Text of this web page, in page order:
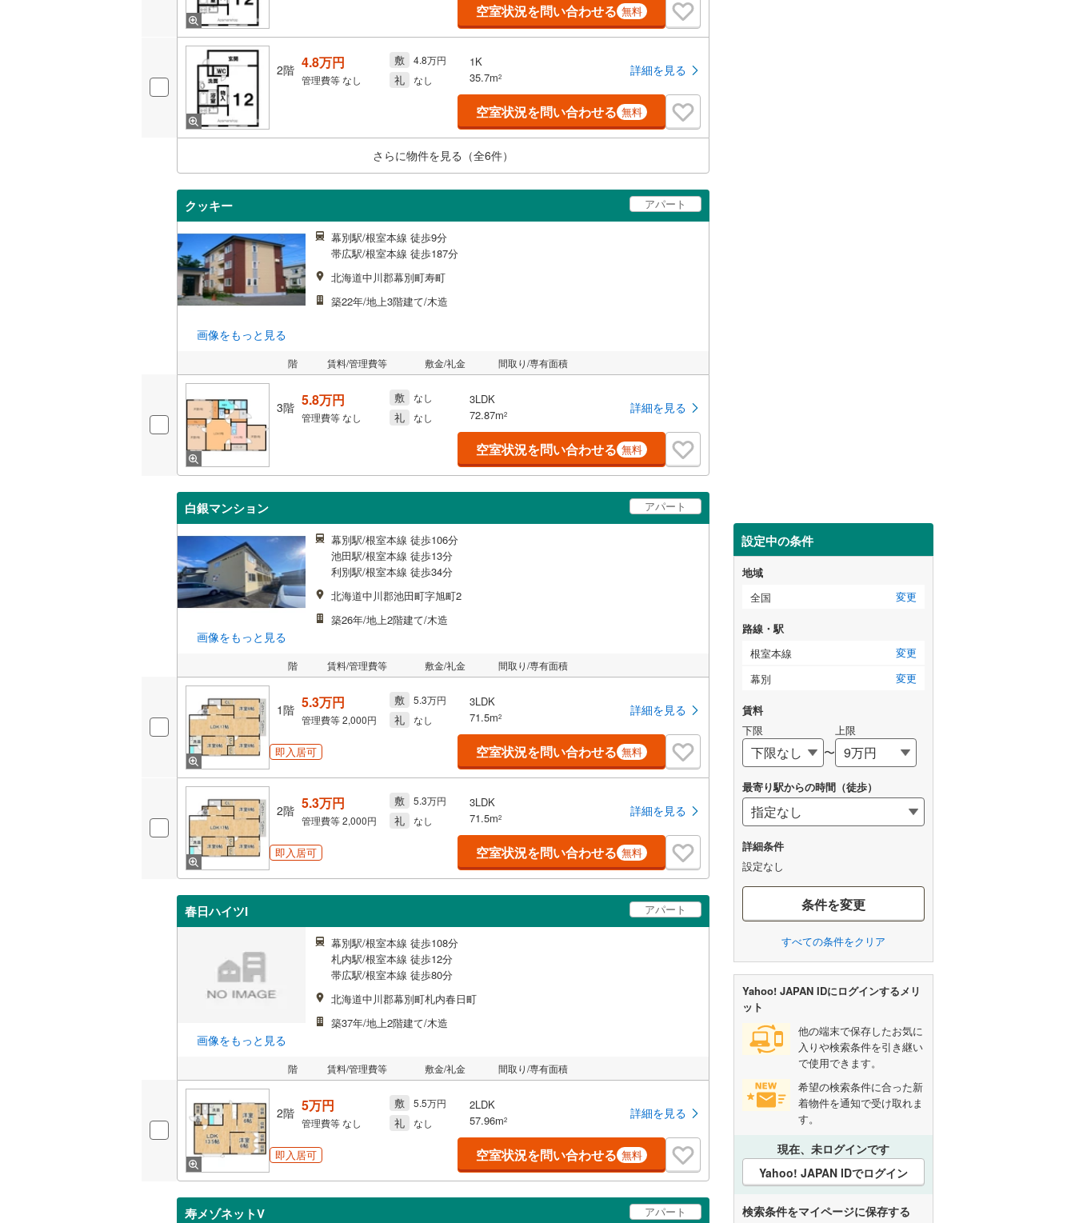
空室状況を問い合わせる 無料
2階 4.8万円
管理費等なし
敷 4.8万円
礼 なし
1K
35.7m2 詳細を見る
空室状況を問い合わせる 無料
さらに物件を見る（全6件）
クッキー アパート
画像をもっと見る
幕別駅/根室本線 徒歩9分
帯広駅/根室本線 徒歩187分
北海道中川郡幕別町寿町
築22年/地上3階建て/木造
階 賃料/管理費等 敷金/礼金 間取り/専有面積
3階 5.8万円
管理費等なし
敷 なし
礼 なし
3LDK
72.87m2 詳細を見る
空室状況を問い合わせる 無料
白銀マンション アパート
画像をもっと見る
幕別駅/根室本線 徒歩106分
池田駅/根室本線 徒歩13分
利別駅/根室本線 徒歩34分
北海道中川郡池田町字旭町2
築26年/地上2階建て/木造
階 賃料/管理費等 敷金/礼金 間取り/専有面積
1階 5.3万円
管理費等2,000円
敷 5.3万円
礼 なし
3LDK
71.5m2 詳細を見る
即入居可 空室状況を問い合わせる 無料
2階 5.3万円
管理費等2,000円
敷 5.3万円
礼 なし
3LDK
71.5m2 詳細を見る
即入居可 空室状況を問い合わせる 無料
春日ハイツI アパート
画像をもっと見る
幕別駅/根室本線 徒歩108分
札内駅/根室本線 徒歩12分
帯広駅/根室本線 徒歩80分
北海道中川郡幕別町札内春日町
築37年/地上2階建て/木造
階 賃料/管理費等 敷金/礼金 間取り/専有面積
2階 5万円
管理費等なし
敷 5.5万円
礼 なし
2LDK
57.96m2 詳細を見る
即入居可 空室状況を問い合わせる 無料
寿メゾネットV アパート
設定中の条件
地域
全国
変更
路線・駅
根室本線
変更
幕別
変更
賃料
下限
〜
上限
最寄り駅からの時間（徒歩）
詳細条件
設定なし
条件を変更
すべての条件をクリア
Yahoo! JAPAN IDにログインするメリ
ット
他の端末で保存したお気に
入りや検索条件を引き継い
で使用できます。
希望の検索条件に合った新
着物件を通知で受け取れま
す。
現在、未ログインです
Yahoo! JAPAN IDでログイン
検索条件をマイページに保存する